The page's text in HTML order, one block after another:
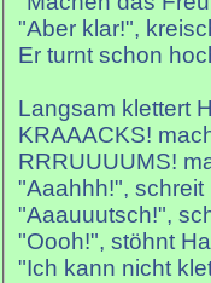
"Aber klar!",
Er turnt schon
Langsam klettert
KRAAACKS!
RRRUUUUMS!
"Aaahhh!", schreit
"Aaauuutsch!",
"Oooh!", stöhnt
"Ich kann nicht